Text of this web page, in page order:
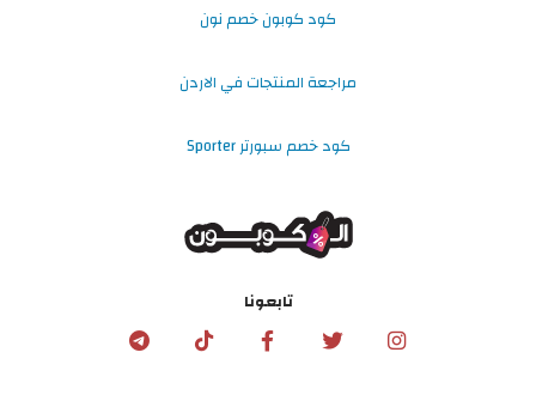
كود كوبون خصم نون
مراجعة المنتجات في الاردن
كود خصم سبورتر Sporter
تابعونا